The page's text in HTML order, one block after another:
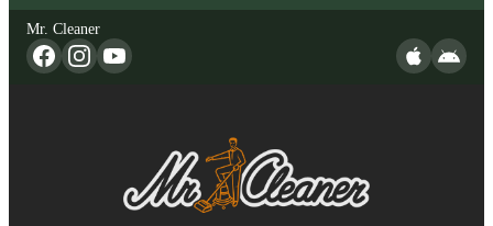
Mr. Cleaner